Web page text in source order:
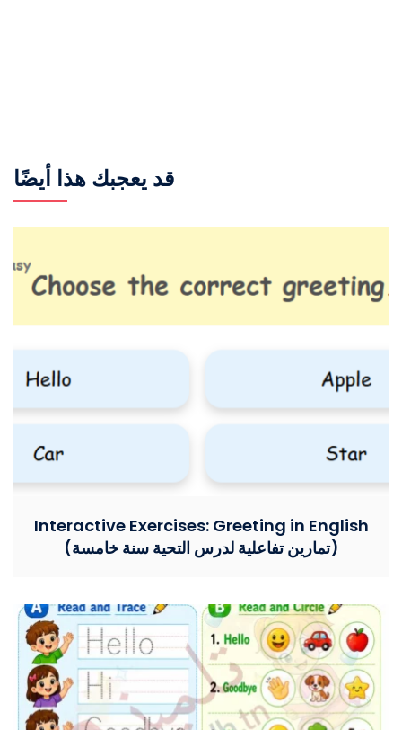
قد يعجبك هذا أيضًا
Interactive Exercises: Greeting in English
(تمارين تفاعلية لدرس التحية سنة خامسة)